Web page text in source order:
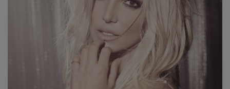
DANCEFLOOR CHART
RADIO ACADEMY